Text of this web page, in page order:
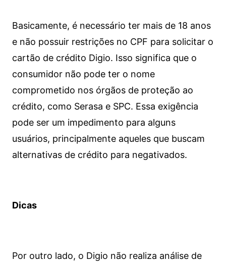
Basicamente, é necessário ter mais de 18 anos
e não possuir restrições no CPF para solicitar o
cartão de crédito Digio. Isso significa que o
consumidor não pode ter o nome
comprometido nos órgãos de proteção ao
crédito, como Serasa e SPC. Essa exigência
pode ser um impedimento para alguns
usuários, principalmente aqueles que buscam
alternativas de crédito para negativados.
Dicas
Por outro lado, o Digio não realiza análise de